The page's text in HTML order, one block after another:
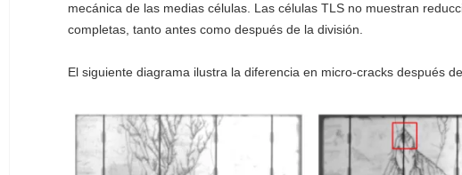
mecánica de las medias células. Las células TLS no muestran
completas, tanto antes como después de la división.
El siguiente diagrama ilustra la diferencia en micro-cracks después